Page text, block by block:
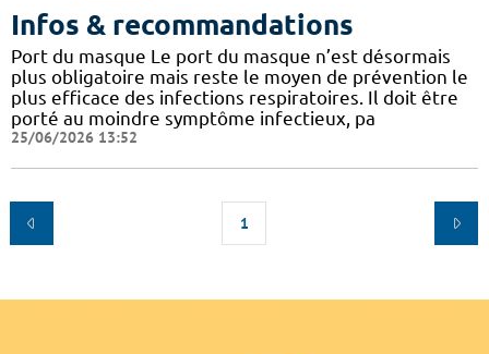
Infos & recommandations
Port du masque Le port du masque n’est désormais
plus obligatoire mais reste le moyen de prévention le
plus efficace des infections respiratoires. Il doit être
porté au moindre symptôme infectieux, pa
25/06/2026 13:52
1